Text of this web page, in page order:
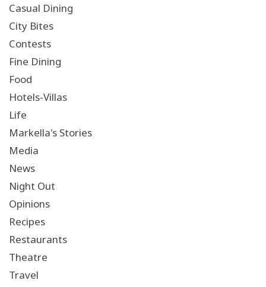
Casual Dining
City Bites
Contests
Fine Dining
Food
Hotels-Villas
Life
Markella's Stories
Media
News
Night Out
Opinions
Recipes
Restaurants
Theatre
Travel